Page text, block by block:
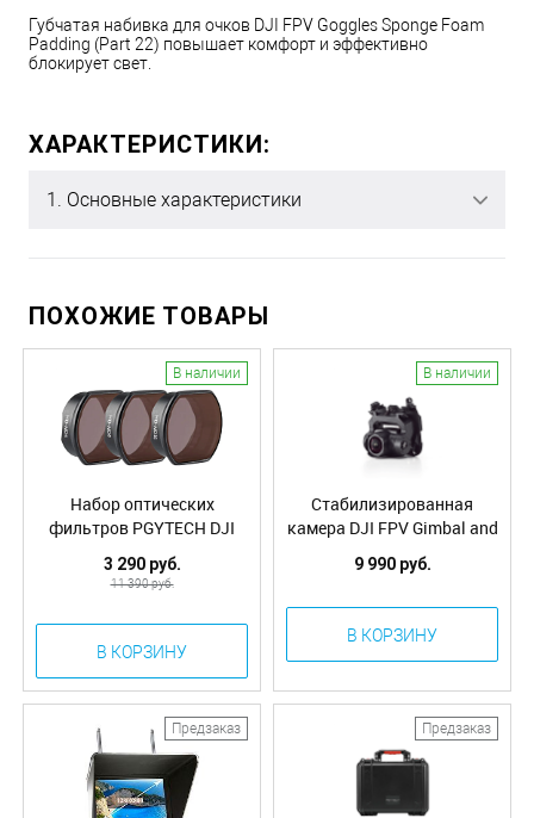
Губчатая набивка для очков DJI FPV Goggles Sponge Foam
Padding (Part 22) повышает комфорт и эффективно
блокирует свет.
ХАРАКТЕРИСТИКИ:
1. Основные характеристики
ПОХОЖИЕ ТОВАРЫ
В наличии
Набор оптических
фильтров PGYTECH DJI
FPV Filter ND Set （ND 4 8
16) (Professional) P-24A-
3 290 руб.
11 390 руб.
В КОРЗИНУ
В наличии
Стабилизированная
камера DJI FPV Gimbal and
Camera
9 990 руб.
В КОРЗИНУ
Предзаказ Предзаказ